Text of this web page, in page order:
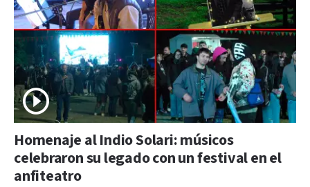
Homenaje al Indio Solari: músicos
celebraron su legado con un festival en el
anfiteatro